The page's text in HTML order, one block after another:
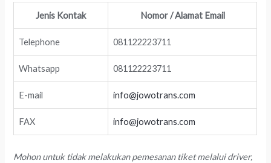
Jenis Kontak Nomor / Alamat Email
Telephone 081122223711
Whatsapp 081122223711
E-mail info@jowotrans.com
FAX info@jowotrans.com
Mohon untuk tidak melakukan pemesanan tiket melalui driver,